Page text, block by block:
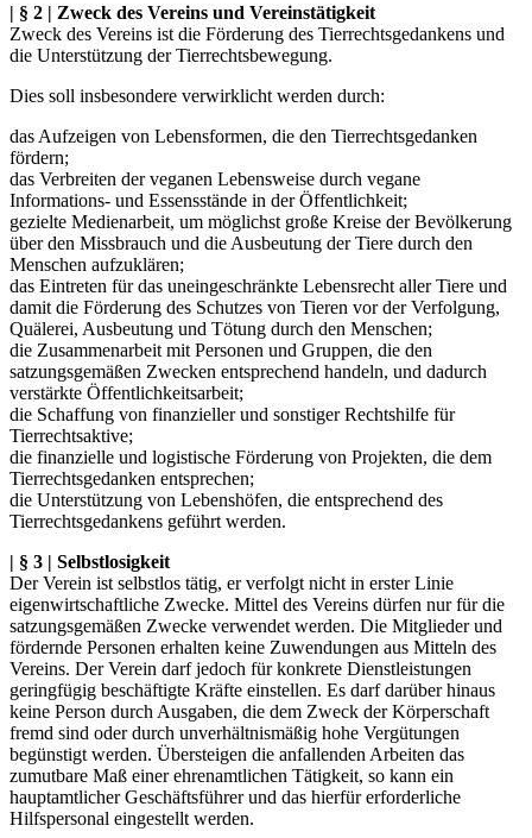
| § 2 | Zweck des Vereins und Vereinstätigkeit
Zweck des Vereins ist die Förderung des Tierrechtsgedankens und
die Unterstützung der Tierrechtsbewegung.
Dies soll insbesondere verwirklicht werden durch:
das Aufzeigen von Lebensformen, die den Tierrechtsgedanken
fördern;
das Verbreiten der veganen Lebensweise durch vegane
Informations- und Essensstände in der Öffentlichkeit;
gezielte Medienarbeit, um möglichst große Kreise der Bevölkerung
über den Missbrauch und die Ausbeutung der Tiere durch den
Menschen aufzuklären;
das Eintreten für das uneingeschränkte Lebensrecht aller Tiere und
damit die Förderung des Schutzes von Tieren vor der Verfolgung,
Quälerei, Ausbeutung und Tötung durch den Menschen;
die Zusammenarbeit mit Personen und Gruppen, die den
satzungsgemäßen Zwecken entsprechend handeln, und dadurch
verstärkte Öffentlichkeitsarbeit;
die Schaffung von finanzieller und sonstiger Rechtshilfe für
Tierrechtsaktive;
die finanzielle und logistische Förderung von Projekten, die dem
Tierrechtsgedanken entsprechen;
die Unterstützung von Lebenshöfen, die entsprechend des
Tierrechtsgedankens geführt werden.
| § 3 | Selbstlosigkeit
Der Verein ist selbstlos tätig, er verfolgt nicht in erster Linie
eigenwirtschaftliche Zwecke. Mittel des Vereins dürfen nur für die
satzungsgemäßen Zwecke verwendet werden. Die Mitglieder und
fördernde Personen erhalten keine Zuwendungen aus Mitteln des
Vereins. Der Verein darf jedoch für konkrete Dienstleistungen
geringfügig beschäftigte Kräfte einstellen. Es darf darüber hinaus
keine Person durch Ausgaben, die dem Zweck der Körperschaft
fremd sind oder durch unverhältnismäßig hohe Vergütungen
begünstigt werden. Übersteigen die anfallenden Arbeiten das
zumutbare Maß einer ehrenamtlichen Tätigkeit, so kann ein
hauptamtlicher Geschäftsführer und das hierfür erforderliche
Hilfspersonal eingestellt werden.